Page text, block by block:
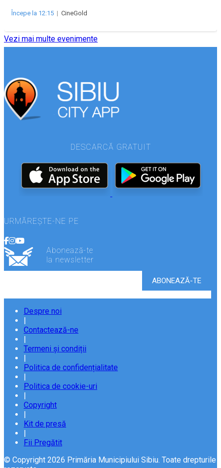
Începe la 12:15 | CineGold
Vezi mai multe evenimente
DESCARCĂ GRATUIT
URMĂREȘTE-NE PE
Abonează-te
la newsletter
Despre noi
Contactează-ne
Termeni și condiții
Politica de confidențialitate
Politica de cookie-uri
Copyright
Kit de presă
Fii Pregătit
© Copyright 2026 Primăria Municipiului Sibiu. Toate drepturile